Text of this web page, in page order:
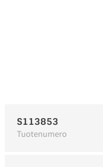
S113853
Tuotenumero